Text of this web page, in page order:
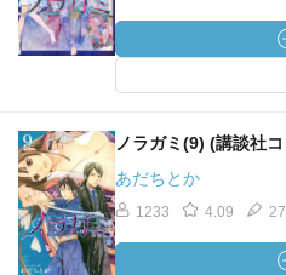
ノラガミ(9) (講談社
あだちとか
1233 4.09 27